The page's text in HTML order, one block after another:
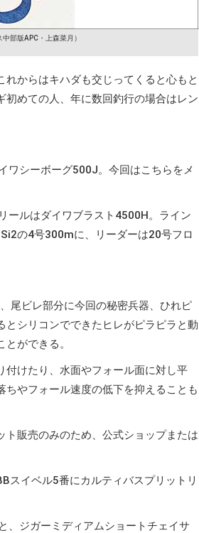
部版APC・上森菜月）
からはキハダも交じってくると心もと
めての人、年に数回釣行の場合はレン
ワシーボーグ500J。今回はこちらをメ
ールはダイワブラスト4500H。ライン
の4号300mに、リーダーは20号フロ
尾ビレ部分に今回の秘密兵器、ひれピ
シリコンでできたヒレがピラピラと動
ができる。
付けたり、水面やフォール面に対し平
やフォール速度の低下を抑えることも
販売のみのため、公式ショップまたは
スイベル5番にカルティバスプリットリ
、ジガーミディアムショートチェイサ